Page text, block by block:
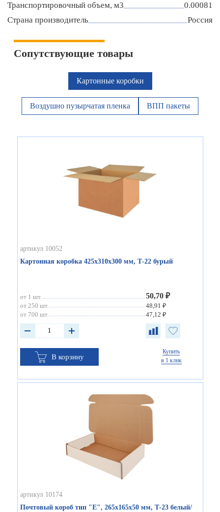
Транспортировочный объем, м3
0.00081
Страна производитель
Россия
Сопутствующие товары
Картонные коробки
Воздушно пузырчатая пленка ВПП пакеты
артикул 10052
Картонная коробка 425х310х300 мм, Т-22 бурый
от 1 шт. 50,70 ₽
от 250 шт.
48,91 ₽
от 700 шт.
47,12 ₽
В корзину
Купить
в 1 клик
артикул 10174
Почтовый короб тип "Е", 265х165х50 мм, Т-23 белый/